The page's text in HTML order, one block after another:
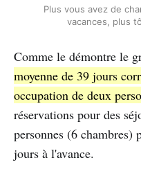
Plus vous avez de
vacances, plus
Comme le démontre le
moyenne de 39 jours
occupation de deux
réservations pour des
personnes (6 chambres)
jours à l'avance.